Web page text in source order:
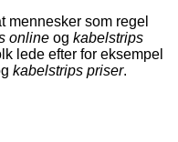
mennesker som regel
online og kabelstrips
lede efter for eksempel
kabelstrips priser.